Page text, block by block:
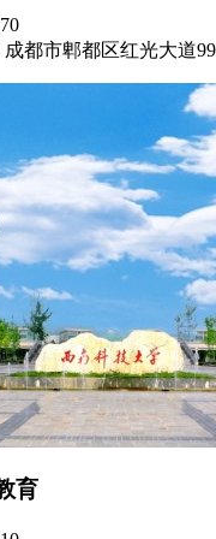
都市郫都区红光大道
育